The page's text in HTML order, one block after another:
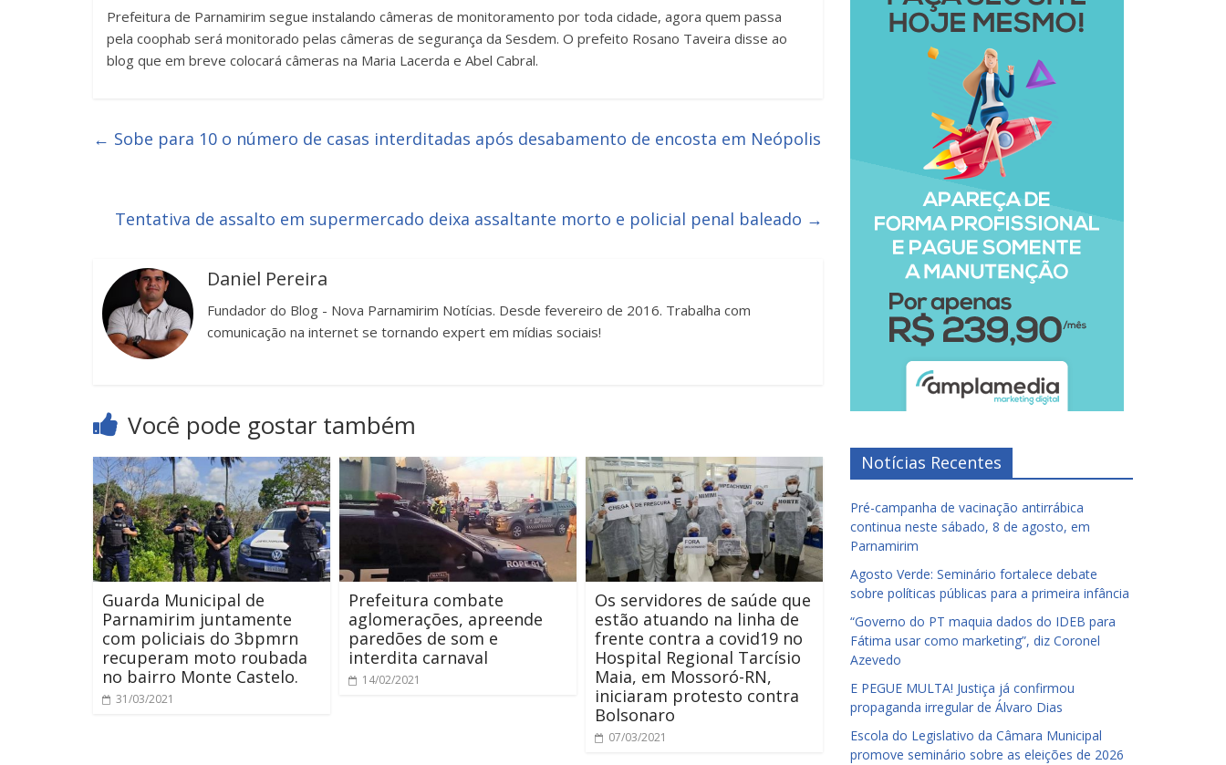
Prefeitura de Parnamirim segue instalando câmeras de monitoramento por toda cidade, agora quem passa
pela coophab será monitorado pelas câmeras de segurança da Sesdem. O prefeito Rosano Taveira disse ao
blog que em breve colocará câmeras na Maria Lacerda e Abel Cabral.
← Sobe para 10 o número de casas interditadas após desabamento de encosta em Neópolis
Tentativa de assalto em supermercado deixa assaltante morto e policial penal baleado →
Daniel Pereira
Fundador do Blog - Nova Parnamirim Notícias. Desde fevereiro de 2016. Trabalha com
comunicação na internet se tornando expert em mídias sociais!
Você pode gostar também
Guarda Municipal de
Parnamirim juntamente
com policiais do 3bpmrn
recuperam moto roubada
no bairro Monte Castelo.
31/03/2021
Prefeitura combate
aglomerações, apreende
paredões de som e
interdita carnaval
14/02/2021
Os servidores de saúde que
estão atuando na linha de
frente contra a covid19 no
Hospital Regional Tarcísio
Maia, em Mossoró-RN,
iniciaram protesto contra
Bolsonaro
07/03/2021
Notícias Recentes
Pré-campanha de vacinação antirrábica
continua neste sábado, 8 de agosto, em
Parnamirim
Agosto Verde: Seminário fortalece debate
sobre políticas públicas para a primeira infância
“Governo do PT maquia dados do IDEB para
Fátima usar como marketing”, diz Coronel
Azevedo
E PEGUE MULTA! Justiça já confirmou
propaganda irregular de Álvaro Dias
Escola do Legislativo da Câmara Municipal
promove seminário sobre as eleições de 2026